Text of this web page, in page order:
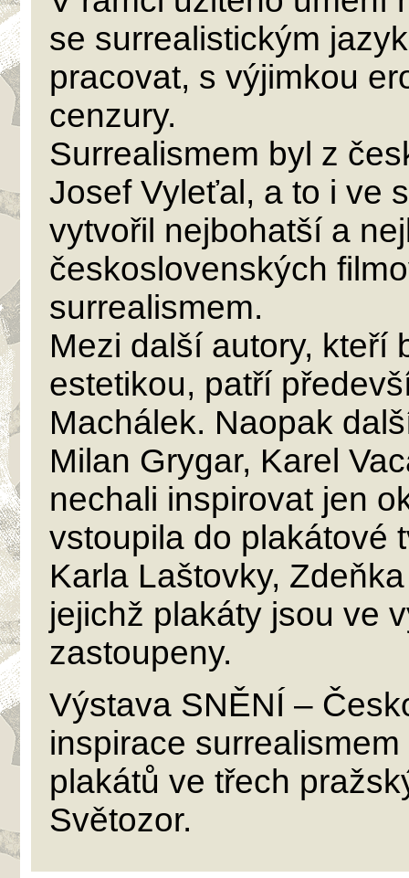
se surrealistickým
pracovat, s výjimkou
cenzury.
Surrealismem byl z
Josef Vyleťal, a to i ve
vytvořil nejbohatší a
československých
surrealismem.
Mezi další autory, kteří
estetikou, patří
Machálek. Naopak
Milan Grygar, Karel
nechali inspirovat jen
vstoupila do plakátové
Karla Laštovky,
jejichž plakáty jsou ve
zastoupeny.
Výstava SNĚNÍ –
inspirace
plakátů ve třech
Světozor.